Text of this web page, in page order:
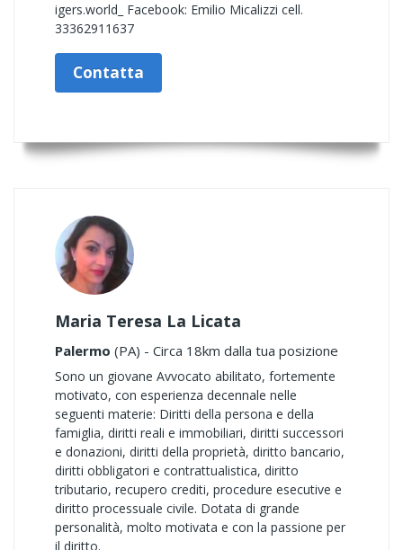
igers.world_ Facebook: Emilio Micalizzi cell.
33362911637
Contatta
Maria Teresa La Licata
Palermo (PA) - Circa 18km dalla tua posizione
Sono un giovane Avvocato abilitato, fortemente
motivato, con esperienza decennale nelle
seguenti materie: Diritti della persona e della
famiglia, diritti reali e immobiliari, diritti successori
e donazioni, diritti della proprietà, diritto bancario,
diritti obbligatori e contrattualistica, diritto
tributario, recupero crediti, procedure esecutive e
diritto processuale civile. Dotata di grande
personalità, molto motivata e con la passione per
il diritto.